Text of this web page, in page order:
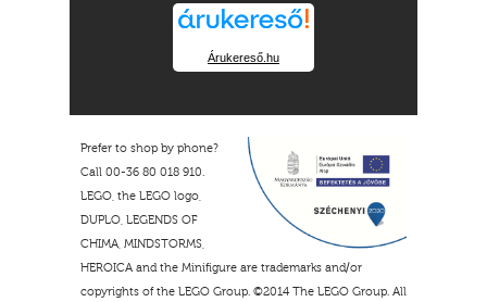
Árukereső.hu
Prefer to shop by phone?
Call 00-36 80 018 910.
LEGO, the LEGO logo,
DUPLO, LEGENDS OF
CHIMA, MINDSTORMS,
HEROICA and the Minifigure are trademarks and/or
copyrights of the LEGO Group. ©2014 The LEGO Group. All